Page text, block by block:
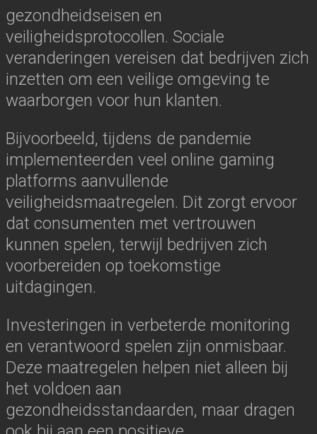
gezondheidseisen en
veiligheidsprotocollen. Sociale
veranderingen vereisen dat bedrijven zich
inzetten om een veilige omgeving te
waarborgen voor hun klanten.
Bijvoorbeeld, tijdens de pandemie
implementeerden veel online gaming
platforms aanvullende
veiligheidsmaatregelen. Dit zorgt ervoor
dat consumenten met vertrouwen
kunnen spelen, terwijl bedrijven zich
voorbereiden op toekomstige
uitdagingen.
Investeringen in verbeterde monitoring
en verantwoord spelen zijn onmisbaar.
Deze maatregelen helpen niet alleen bij
het voldoen aan
gezondheidsstandaarden, maar dragen